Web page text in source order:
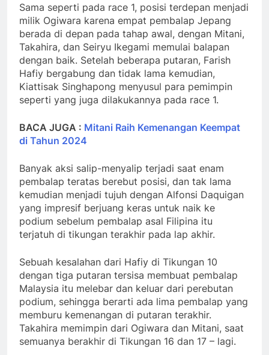
Sama seperti pada race 1, posisi terdepan menjadi
milik Ogiwara karena empat pembalap Jepang
berada di depan pada tahap awal, dengan Mitani,
Takahira, dan Seiryu Ikegami memulai balapan
dengan baik. Setelah beberapa putaran, Farish
Hafiy bergabung dan tidak lama kemudian,
Kiattisak Singhapong menyusul para pemimpin
seperti yang juga dilakukannya pada race 1.
BACA JUGA : Mitani Raih Kemenangan Keempat
di Tahun 2024
Banyak aksi salip-menyalip terjadi saat enam
pembalap teratas berebut posisi, dan tak lama
kemudian menjadi tujuh dengan Alfonsi Daquigan
yang impresif berjuang keras untuk naik ke
podium sebelum pembalap asal Filipina itu
terjatuh di tikungan terakhir pada lap akhir.
Sebuah kesalahan dari Hafiy di Tikungan 10
dengan tiga putaran tersisa membuat pembalap
Malaysia itu melebar dan keluar dari perebutan
podium, sehingga berarti ada lima pembalap yang
memburu kemenangan di putaran terakhir.
Takahira memimpin dari Ogiwara dan Mitani, saat
semuanya berakhir di Tikungan 16 dan 17 – lagi.